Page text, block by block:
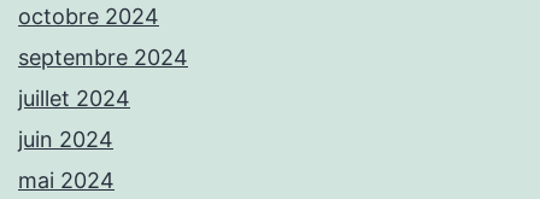
octobre 2024
septembre 2024
juillet 2024
juin 2024
mai 2024